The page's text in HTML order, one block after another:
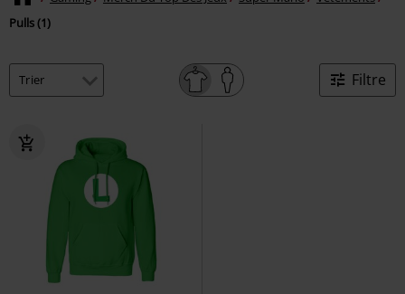
Pulls (1)
Filtre